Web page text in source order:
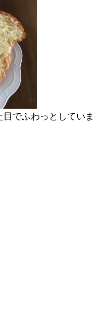
でふわっとしていま